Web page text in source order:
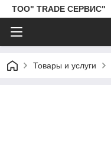
ТОО" TRADE СЕРВИС"
Товары и услуги